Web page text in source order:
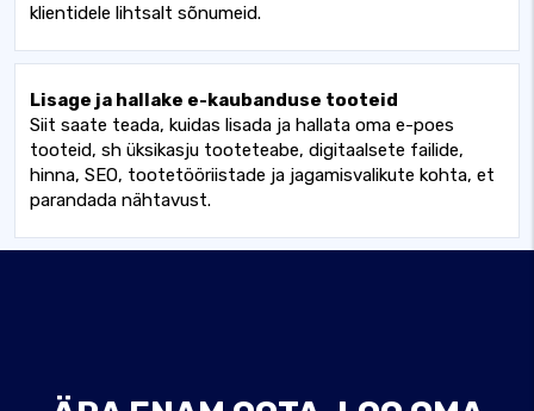
klientidele lihtsalt sõnumeid.
Lisage ja hallake e-kaubanduse tooteid
Siit saate teada, kuidas lisada ja hallata oma e-poes
tooteid, sh üksikasju tooteteabe, digitaalsete failide,
hinna, SEO, tootetööriistade ja jagamisvalikute kohta, et
parandada nähtavust.